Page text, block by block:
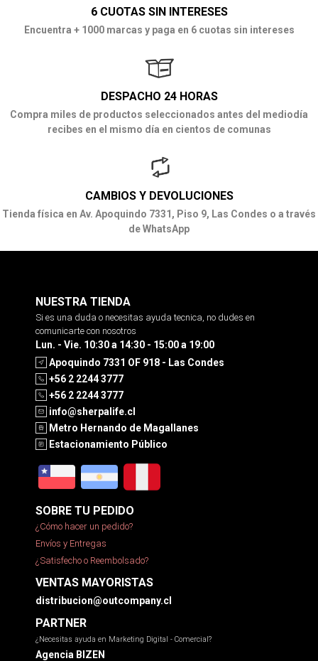
6 CUOTAS SIN INTERESES
Encuentra + 1000 marcas y paga en 6 cuotas sin intereses
DESPACHO 24 HORAS
Compra miles de productos seleccionados antes del mediodía
recibes en el mismo día en cientos de comunas
CAMBIOS Y DEVOLUCIONES
Tienda física en Av. Apoquindo 7331, Piso 9, Las Condes o a través
de WhatsApp
NUESTRA TIENDA
Si es una duda o necesitas ayuda tecnica, no dudes en
comunicarte con nosotros
Lun. - Vie. 10:30 a 14:30 - 15:00 a 19:00
Apoquindo 7331 OF 918 - Las Condes
+56 2 2244 3777
+56 2 2244 3777
info@sherpalife.cl
Metro Hernando de Magallanes
Estacionamiento Público
SOBRE TU PEDIDO
¿Cómo hacer un pedido?
Envíos y Entregas
¿Satisfecho o Reembolsado?
VENTAS MAYORISTAS
distribucion@outcompany.cl
PARTNER
¿Necesitas ayuda en Marketing Digital - Comercial?
Agencia BIZEN